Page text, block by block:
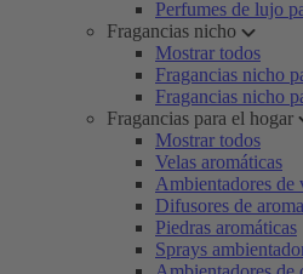
Perfumes de lujo
Fragancias nicho
Mostrar todos
Fragancias nicho
Fragancias nicho
Fragancias para el hogar
Mostrar todos
Velas aromáticas
Ambientadores de
Difusores de aroma
Piedras aromáticas
Sprays